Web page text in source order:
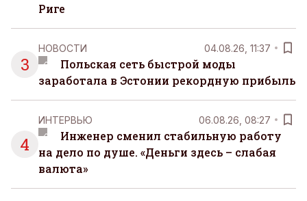
Риге
3
НОВОСТИ 04.08.26, 11:37
Польская сеть быстрой моды
заработала в Эстонии рекордную прибыль
4
ИНТЕРВЬЮ 06.08.26, 08:27
Инженер сменил стабильную работу
на дело по душе. «Деньги здесь – слабая
валюта»